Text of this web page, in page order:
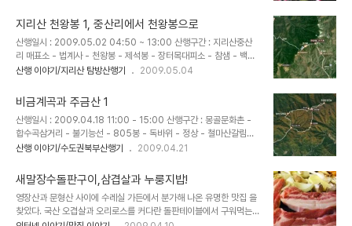
산 천왕봉이 더 가까이에 와 있다. 산 길을 따라 흐드러진 철쭉들이
..... 팔랑치로 가는 길은 마치 정원사가 다듬어 놓은듯 철쭉꽃들이 소
담스럽다. 나무가 드문 초원지대라 하늘이 열려있고 발아래 풍경들이
장관을 이룬다. 팔랑치가 가까워지며 바래봉 철쭉제에 참가한 산객들
도 점점 많아지고..... 이어지는 능선길마다 한편의 그림이 계속 연출되
늘 , 하아얀 구름들이 어우러져 ..
지리산 천왕봉 1, 중산리에서 천왕봉으로
산행일시 : 2009.05.02 04:50 ~ 13:00 산행구간 : 지리산중산
리 매표소 - 법계사 - 천왕봉 - 제석봉 - 장터목대피소 - 참샘 - 백무
동날머리 참가인원 : 세담 1인 산행 - 모처럼 연휴가 시작되어 05월
는 일기예보를 접하고 새벽 일찍 남쪽 산청 중산리에서 올랐다가 북쪽
함양 백무동으로 하산 할수 있도록 산행계획을 세우고 중산리 매표소
에서 새벽 04시50분에 천왕봉을 향해 출발한다. 새벽시간 탐방지원
센터를 지난다. 아침 6시 부터 순두류자연학습원까지 운행하는 셔틀
버스를 이용하면 조금더 수월하게..
산행 이야기/지리산 탐방산행기 2009.05.04
비금계곡과 주금산 1
산행일시 : 2009.04.18 11:00 - 15:00 산행구간 : 몽골문화촌 -
합수곡삼거리 - 불기능선 - 805봉 - 독바위 - 정상 - 철마산갈림길
- 합수곡삼거리 - 몽골문화촌 날씨 : 맑고 무더움 주금산은 일반에 널
로 불리울만큼 능선이 부드럽고 아름다운데 천마지맥과 축령지맥이
갈라서는 중요한 위치에 있기도 한 산이다. 지난 가을 불기고개에서 산
행을 한 적이 있으나 이번엔 봄 풍경을 보기위해 주금산의 명소 비금계
곡을 지나 정상으로 향하는 루트를 선택해 본다. 비금리에 소재한 몽골
산행 이야기/수도권북부산행기 2009.04.21
새말장수돌판구이,삼겹살과 누룽지밥!
영장산과 문형산 사이에 수레실 가든에서 분가해 나온 유명한 맛집 을
찾았다. 국산 오겹살과 오리로스를 커다란 돌판테이블에서 구워먹는